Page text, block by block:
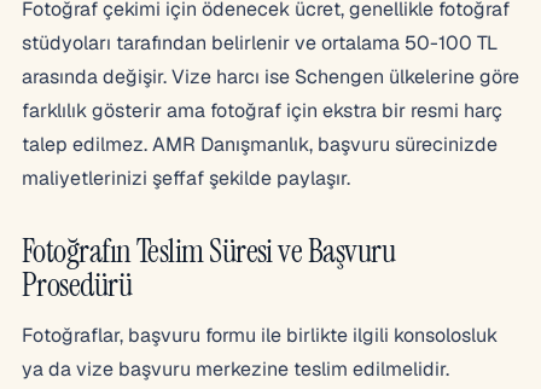
Fotoğraf çekimi için ödenecek ücret, genellikle fotoğraf
stüdyoları tarafından belirlenir ve ortalama 50-100 TL
arasında değişir. Vize harcı ise Schengen ülkelerine göre
farklılık gösterir ama fotoğraf için ekstra bir resmi harç
talep edilmez. AMR Danışmanlık, başvuru sürecinizde
maliyetlerinizi şeffaf şekilde paylaşır.
Fotoğrafın Teslim Süresi ve Başvuru
Prosedürü
Fotoğraflar, başvuru formu ile birlikte ilgili konsolosluk
ya da vize başvuru merkezine teslim edilmelidir.